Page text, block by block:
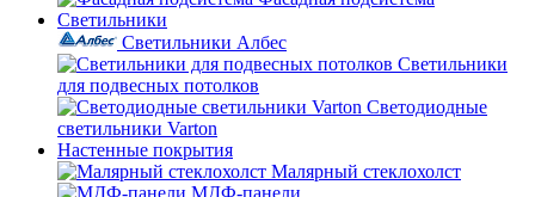
Светильники
Светильники Албес
Светильники
для подвесных потолков
Светодиодные
светильники Varton
Настенные покрытия
Малярный стеклохолст
МДФ-панели